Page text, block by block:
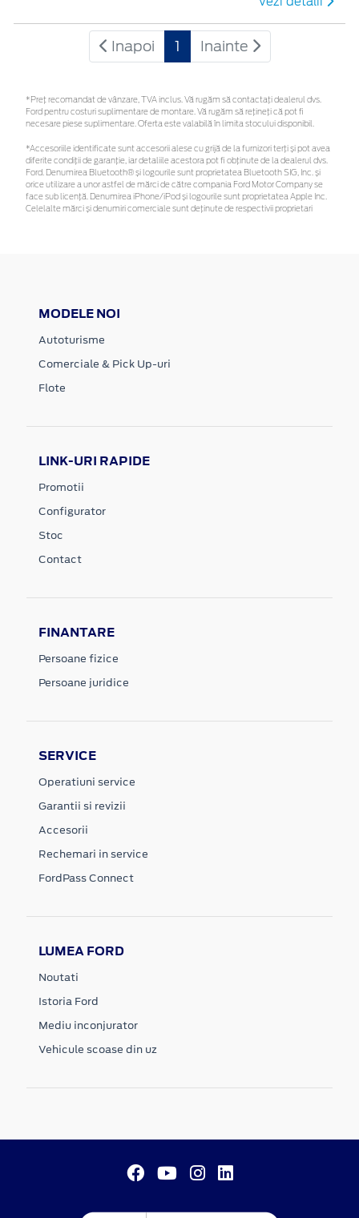
Inapoi 1 Inainte
*Preţ recomandat de vânzare, TVA inclus. Vă rugăm să contactaţi dealerul dvs.
Ford pentru costuri suplimentare de montare. Vă rugăm să rețineți că pot fi
necesare piese suplimentare. Oferta este valabilă în limita stocului disponibil.
*Accesoriile identificate sunt accesorii alese cu grijă de la furnizori terți și pot avea
diferite condiții de garanție, iar detaliile acestora pot fi obținute de la dealerul dvs.
Ford. Denumirea Bluetooth® și logourile sunt proprietatea Bluetooth SIG, Inc. și
orice utilizare a unor astfel de mărci de către compania Ford Motor Company se
face sub licență. Denumirea iPhone/iPod și logourile sunt proprietatea Apple Inc.
Celelalte mărci și denumiri comerciale sunt deținute de respectivii proprietari
MODELE NOI
Autoturisme
Comerciale & Pick Up-uri
Flote
LINK-URI RAPIDE
Promotii
Configurator
Stoc
Contact
FINANTARE
Persoane fizice
Persoane juridice
SERVICE
Operatiuni service
Garantii si revizii
Accesorii
Rechemari in service
FordPass Connect
LUMEA FORD
Noutati
Istoria Ford
Mediu inconjurator
Vehicule scoase din uz